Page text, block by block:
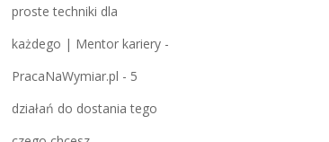
proste techniki dla
każdego | Mentor kariery -
PracaNaWymiar.pl - 5
działań do dostania tego